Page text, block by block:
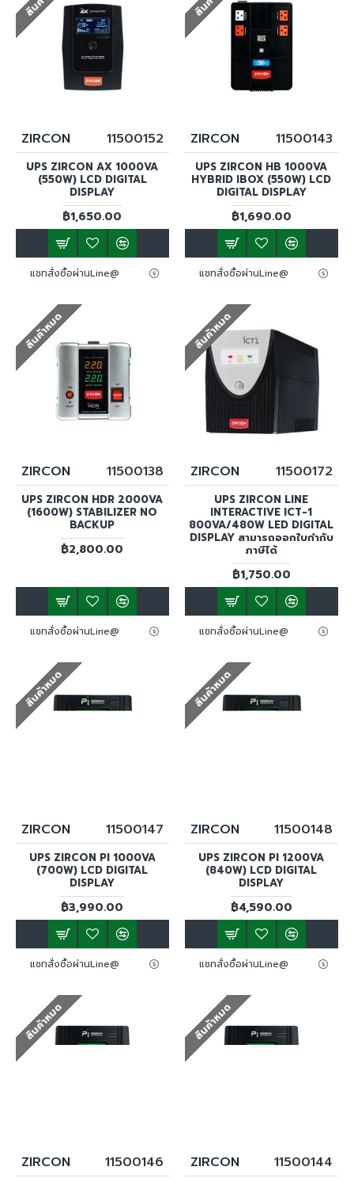
ZIRCON 11500152
UPS ZIRCON AX 1000VA
(550W) LCD DIGITAL
DISPLAY
฿1,650.00
แชทสั่งซื้อผ่านLine@
ZIRCON 11500143
UPS ZIRCON HB 1000VA
HYBRID IBOX (550W) LCD
DIGITAL DISPLAY
฿1,690.00
แชทสั่งซื้อผ่านLine@
สินค้าหมด
ZIRCON 11500138
UPS ZIRCON HDR 2000VA
(1600W) STABILIZER NO
BACKUP
฿2,800.00
แชทสั่งซื้อผ่านLine@
สินค้าหมด
ZIRCON 11500172
UPS ZIRCON LINE
INTERACTIVE ICT-1
800VA/480W LED DIGITAL
DISPLAY สามารถออกใบกำกับ
ภาษีได้
฿1,750.00
แชทสั่งซื้อผ่านLine@
สินค้าหมด
ZIRCON 11500147
UPS ZIRCON PI 1000VA
(700W) LCD DIGITAL
DISPLAY
฿3,990.00
แชทสั่งซื้อผ่านLine@
สินค้าหมด
ZIRCON 11500148
UPS ZIRCON PI 1200VA
(840W) LCD DIGITAL
DISPLAY
฿4,590.00
แชทสั่งซื้อผ่านLine@
สินค้าหมด
ZIRCON 11500146
สินค้าหมด
ZIRCON 11500144